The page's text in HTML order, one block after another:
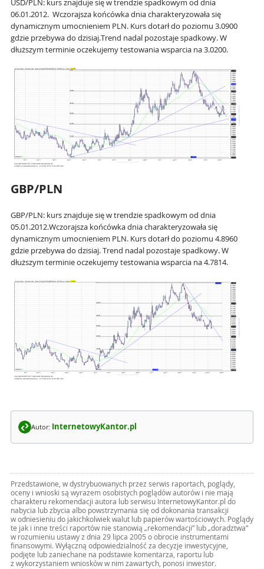
USD/PLN: kurs znajduje się w trendziespadkowym od dnia
06.01.2012. Wczorajsza końcówka dnia charakteryzowała się
dynamicznym umocnieniem PLN. Kurs dotarł do poziomu 3.0900
gdzie przebywa do dzisiaj.Trend nadal pozostaje spadkowy. W
dłuższym terminie oczekujemy testowania wsparcia na3.0200.
GBP/PLN
GBP/PLN: kurs znajduje się w trendziespadkowym od dnia
05.01.2012.Wczorajsza końcówka dnia charakteryzowała się
dynamicznym umocnieniem PLN. Kurs dotarł do poziomu 4.8960
gdzie przebywa do dzisiaj. Trend nadal pozostaje spadkowy. W
dłuższym terminie oczekujemy testowania wsparcia na4.7814.
Autor: InternetowyKantor.pl
Przedstawione, w dystrybuowanych przez serwis raportach, poglądy,
oceny i wnioski są wyrazem osobistych poglądów autorów i nie mają
charakteru rekomendacji autora lub serwisu InternetowyKantor.pl do
nabycia lub zbycia albo powstrzymania się od dokonania transakcji
w odniesieniu do jakichkolwiek walut lub papierów wartościowych. Poglądy
te jak i inne treści raportów nie stanowią „rekomendacji” lub „doradztwa”
w rozumieniu ustawy z dnia 29 lipca 2005 o obrocie instrumentami
finansowymi. Wyłączną odpowiedzialność za decyzje inwestycyjne,
podjęte lub zaniechane na podstawie komentarza, raportu lub
z wykorzystaniem wniosków w nim zawartych, ponosi inwestor.